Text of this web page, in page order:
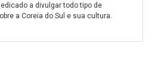
a divulgar todo tipo de
a Coreia do Sul e sua cultura.